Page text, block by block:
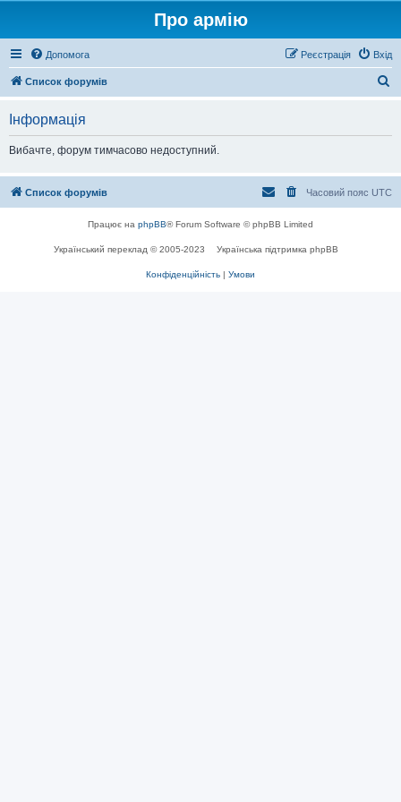
Про армію
Допомога Вхід
Реєстрація
Список форумів
Інформація
Вибачте, форум тимчасово недоступний.
Список форумів Часовий пояс UTC
Працює на phpBB® Forum Software © phpBB Limited
Український переклад © 2005-2023 Українська підтримка phpBB
Конфіденційність | Умови